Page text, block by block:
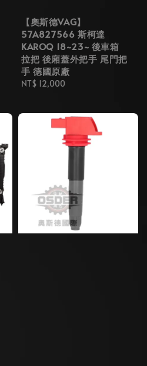
【奧斯德VAG】
57A827566 斯柯達
KAROQ 18~23~ 後車箱
拉把 後廂蓋外把手 尾門把
手 德國原廠
Regular
NT$ 12,000